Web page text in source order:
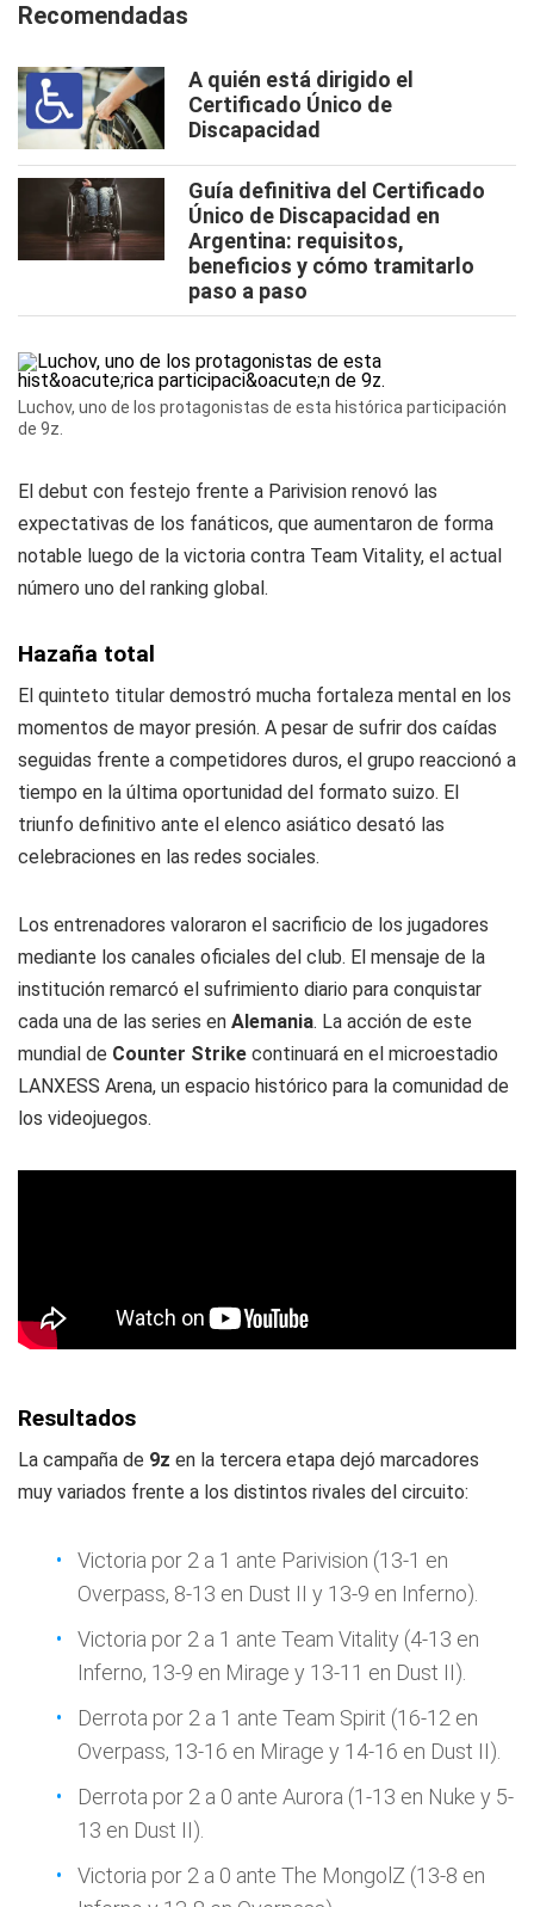
Recomendadas
A quién está dirigido el
Certificado Único de
Discapacidad
Guía definitiva del Certificado
Único de Discapacidad en
Argentina: requisitos,
beneficios y cómo tramitarlo
paso a paso
Luchov, uno de los protagonistas de esta histórica participación
de 9z.
El debut con festejo frente a Parivision renovó las
expectativas de los fanáticos, que aumentaron de forma
notable luego de la victoria contra Team Vitality, el actual
número uno del ranking global.
Hazaña total
El quinteto titular demostró mucha fortaleza mental en los
momentos de mayor presión. A pesar de sufrir dos caídas
seguidas frente a competidores duros, el grupo reaccionó a
tiempo en la última oportunidad del formato suizo. El
triunfo definitivo ante el elenco asiático desató las
celebraciones en las redes sociales.
Los entrenadores valoraron el sacrificio de los jugadores
mediante los canales oficiales del club. El mensaje de la
institución remarcó el sufrimiento diario para conquistar
cada una de las series en Alemania. La acción de este
mundial de Counter Strike continuará en el microestadio
LANXESS Arena, un espacio histórico para la comunidad de
los videojuegos.
Resultados
La campaña de 9z en la tercera etapa dejó marcadores
muy variados frente a los distintos rivales del circuito:
Victoria por 2 a 1 ante Parivision (13-1 en
Overpass, 8-13 en Dust II y 13-9 en Inferno).
Victoria por 2 a 1 ante Team Vitality (4-13 en
Inferno, 13-9 en Mirage y 13-11 en Dust II).
Derrota por 2 a 1 ante Team Spirit (16-12 en
Overpass, 13-16 en Mirage y 14-16 en Dust II).
Derrota por 2 a 0 ante Aurora (1-13 en Nuke y 5-
13 en Dust II).
Victoria por 2 a 0 ante The MongolZ (13-8 en